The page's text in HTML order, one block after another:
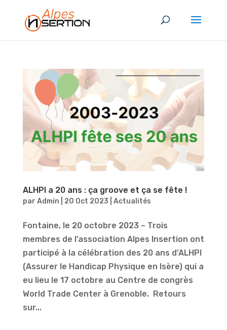
ALHPI a 20 ans : ça groove et ça se fête !
par Admin 20 Oct 2023 Actualités
Fontaine, le 20 octobre 2023 – Trois
membres de l’association Alpes Insertion ont
participé à la célébration des 20 ans d’ALHPI
(Assurer le Handicap Physique en Isère) qui a
eu lieu le 17 octobre au Centre de congrès
World Trade Center à Grenoble. Retours
sur...